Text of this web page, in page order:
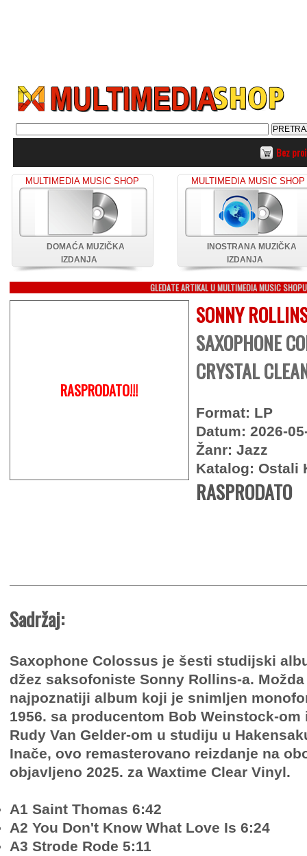
Bez
MULTIMEDIA MUSIC SHOP
DOMAĆA MUZIČKA
IZDANJA
MULTIMEDIA MUSIC SHOP
INOSTRANA MUZIČKA
IZDANJA
GLEDATE ARTIKAL U MULTIMEDIA MUSIC SHOPU
RASPRODATO!!!
SONNY
SAXOPHONE
CRYSTAL
Format: LP
Datum: 2026-
Žanr: Jazz
Katalog: Ostali
RASPRODATO
Sadržaj:
Saxophone Colossus je šesti studijski
džez saksofoniste Sonny Rollins-a.
najpoznatiji album koji je snimljen
1956. sa producentom Bob Weinstock-om
Rudy Van Gelder-om u studiju u
Inače, ovo remasterovano reizdanje na
objavljeno 2025. za Waxtime Clear Vinyl.
A1 Saint Thomas 6:42
A2 You Don't Know What Love Is 6:24
A3 Strode Rode 5:11